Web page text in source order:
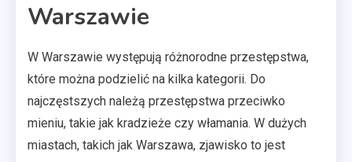
Warszawie
W Warszawie występują różnorodne przestępstwa,
które można podzielić na kilka kategorii. Do
najczęstszych należą przestępstwa przeciwko
mieniu, takie jak kradzieże czy włamania. W dużych
miastach, takich jak Warszawa, zjawisko to jest